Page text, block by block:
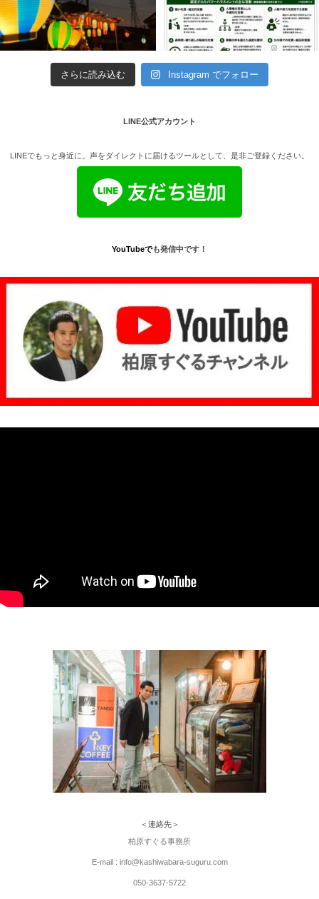
さらに読み込む Instagram でフォロー
LINE公式アカウント
LINEでもっと身近に。声をダイレクトに届けるツールとして、是非ご登録ください。
YouTubeでも発信中です！
＜連絡先＞
柏原すぐる事務所
E-mail : info@kashiwabara-suguru.com
050-3637-5722